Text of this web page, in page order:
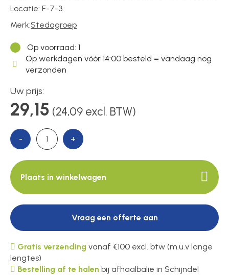
Over ons
Contact
Locatie:F-7-3
Merk:Stedagroep
Op voorraad: 1
Op werkdagen vóór 14:00 besteld = vandaag nog
verzonden
Uw prijs:
29,15 (24,09 excl. BTW)
- +
Plaats in winkelwagen
Vraag een offerte aan
Gratis verzending vanaf €100 excl. btw (m.u.v lange
lengtes)
Bestelling af te halen bij afhaalbalie in Schijndel